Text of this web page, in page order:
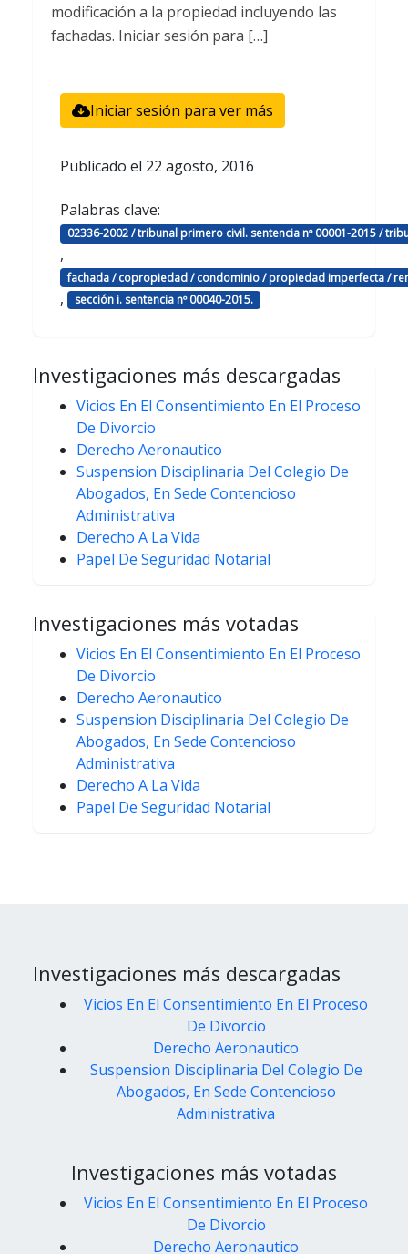
modificación a la propiedad incluyendo las
fachadas. Iniciar sesión para […]
Iniciar sesión para ver más
Publicado el 22 agosto, 2016
Palabras clave:
02336-2002 / tribunal primero civil. sentencia nº 00001-2015 /
,
fachada / copropiedad / condominio / propiedad imperfecta /
, sección i. sentencia nº 00040-2015.
Investigaciones más descargadas
Vicios En El Consentimiento En El Proceso
De Divorcio
Derecho Aeronautico
Suspension Disciplinaria Del Colegio De
Abogados, En Sede Contencioso
Administrativa
Derecho A La Vida
Papel De Seguridad Notarial
Investigaciones más votadas
Vicios En El Consentimiento En El Proceso
De Divorcio
Derecho Aeronautico
Suspension Disciplinaria Del Colegio De
Abogados, En Sede Contencioso
Administrativa
Derecho A La Vida
Papel De Seguridad Notarial
Investigaciones más descargadas
Vicios En El Consentimiento En El Proceso
De Divorcio
Derecho Aeronautico
Suspension Disciplinaria Del Colegio De
Abogados, En Sede Contencioso
Administrativa
Investigaciones más votadas
Vicios En El Consentimiento En El Proceso
De Divorcio
Derecho Aeronautico